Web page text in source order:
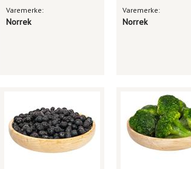
Varemerke:
Norrek
Varemerke:
Norrek